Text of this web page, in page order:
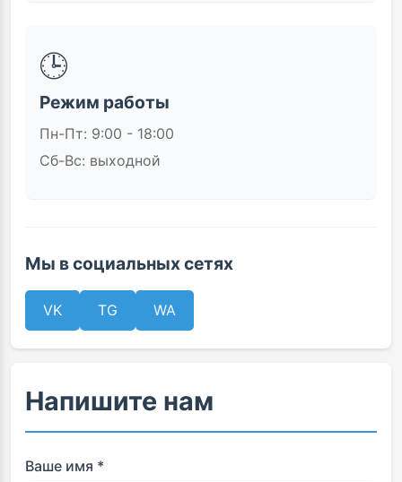
🕒
Режим работы
Пн-Пт: 9:00 - 18:00
Сб-Вс: выходной
Мы в социальных сетях
VK TG WA
Напишите нам
Ваше имя *